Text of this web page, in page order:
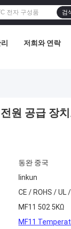
검
저희와 연락
원 공급 장
동완 중국
linkun
CE / ROHS / UL
MF11 502 5KΩ
MF11